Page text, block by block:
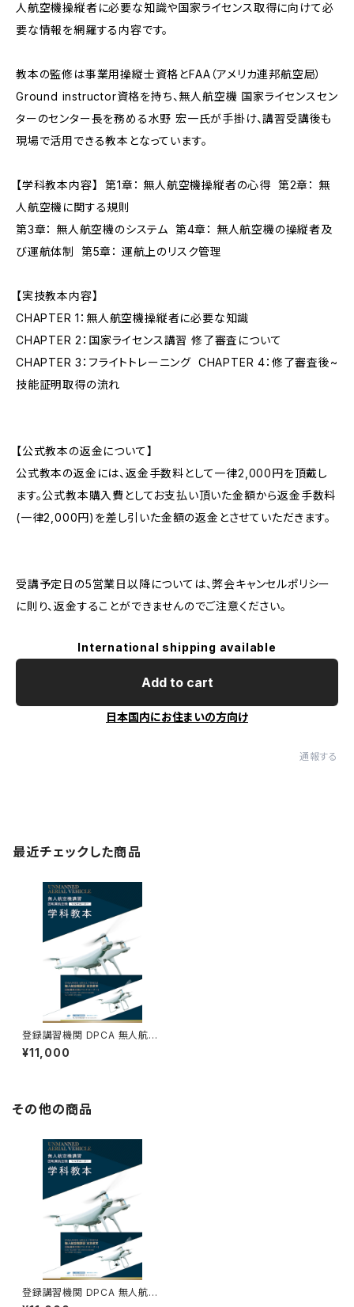
人航空機操縦者に必要な知識や国家ライセンス取得に向けて必
要な情報を網羅する内容です。
教本の監修は事業用操縦士資格とFAA（アメリカ連邦航空局）
Ground instructor資格を持ち、無人航空機 国家ライセンスセン
ターのセンター長を務める水野 宏一氏が手掛け、講習受講後も
現場で活用できる教本となっています。
【学科教本内容】 第1章： 無人航空機操縦者の心得 第2章： 無
人航空機に関する規則
第3章： 無人航空機のシステム 第4章： 無人航空機の操縦者及
び運航体制 第5章： 運航上のリスク管理
【実技教本内容】
CHAPTER 1：無人航空機操縦者に必要な知識
CHAPTER 2：国家ライセンス講習 修了審査について
CHAPTER 3：フライトトレーニング CHAPTER 4：修了審査後~
技能証明取得の流れ
【公式教本の返金について】
公式教本の返金には、返金手数料として一律2,000円を頂戴し
ます。公式教本購入費としてお支払い頂いた金額から返金手数料
(一律2,000円)を差し引いた金額の返金とさせていただきます。
受講予定日の5営業日以降については、弊会キャンセルポリシー
に則り、返金することができませんのでご注意ください。
International shipping available
Add to cart
日本国内にお住まいの方向け
通報する
最近チェックした商品
登録講習機関 DPCA 無人航空
機講習 公式テキスト(学科・実
技)_第1版
¥11,000
その他の商品
登録講習機関 DPCA 無人航空
機講習 公式テキスト(学科・実